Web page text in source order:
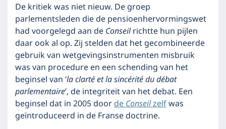
De kritiek was niet nieuw. De groep
parlementsleden die de pensioenhervormingswet
had voorgelegd aan deConseilrichtte hun pijlen
daar ook al op. Zij stelden dat het gecombineerde
gebruik van wetgevingsinstrumenten misbruik
was van procedure en een schending van het
beginsel van ‘la clarté et la sincérité du débat
parlementaire’, de integriteit van het debat. Een
beginsel dat in 2005 doordeConseilzelfwas
geïntroduceerd in de Franse doctrine.